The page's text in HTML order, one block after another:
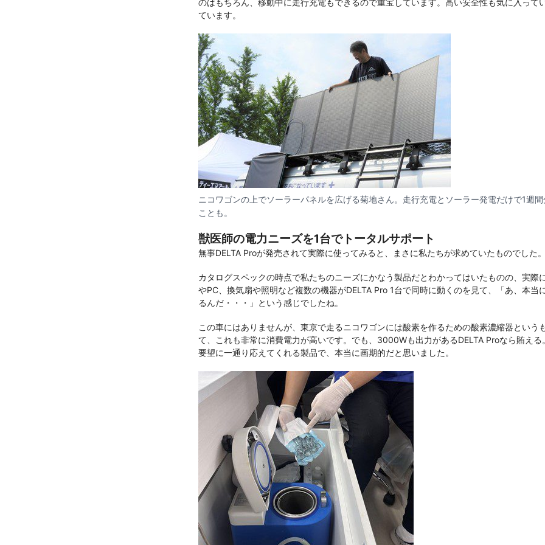
ています。
ニコワゴンの上でソーラーパネルを広げる菊地さん。走行充電とソーラー発電だけで1週
ことも。
獣医師の電力ニーズを1台でトータルサポート
無事DELTA Proが発売されて実際に使ってみると、まさに私たちが求めていたものでした
カタログスペックの時点で私たちのニーズにかなう製品だとわかってはいたものの、実際
やPC、換気扇や照明など複数の機器がDELTA Pro 1台で同時に動くのを見て、「あ、本当
るんだ・・・」という感じでしたね。
この車にはありませんが、東京で走るニコワゴンには酸素を作るための酸素濃縮器という
て、これも非常に消費電力が高いです。でも、3000Wも出力があるDELTA Proなら賄え
要望に一通り応えてくれる製品で、本当に画期的だと思いました。